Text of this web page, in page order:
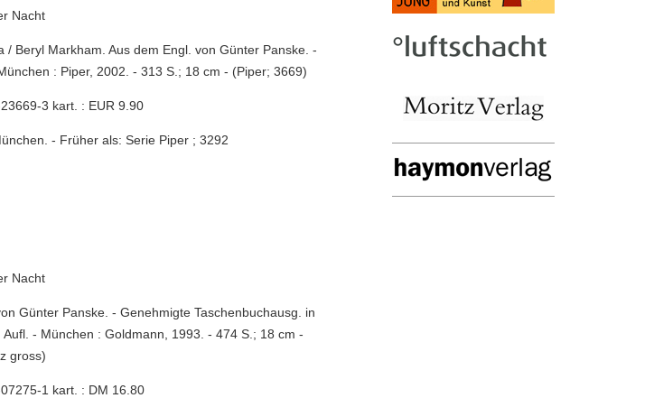
Nacht
/ Beryl Markham. Aus dem Engl. von Günter Panske. -
: Piper, 2002. - 313 S.; 18 cm - (Piper; 3669)
3 kart. : EUR 9.90
- Früher als: Serie Piper ; 3292
Nacht
Günter Panske. - Genehmigte Taschenbuchausg. in
- München : Goldmann, 1993. - 474 S.; 18 cm -
gross)
1 kart. : DM 16.80